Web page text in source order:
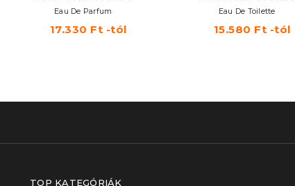
Eau De Parfum
17.330 Ft -tól
Eau De Toilette
15.580 Ft -tól
TOP KATEGÓRIÁK